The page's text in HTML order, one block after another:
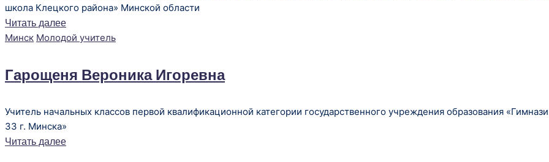
школа Клецкого района» Минской области
Читать далее
Опубликовано
Минск Молодой учитель
Гарощеня Вероника Игоревна
Учитель начальных классов первой квалификационной категории государственного учреждения образования
33 г. Минска»
Читать далее